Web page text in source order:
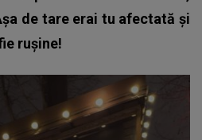
de tare erai tu afectată și
rușine!